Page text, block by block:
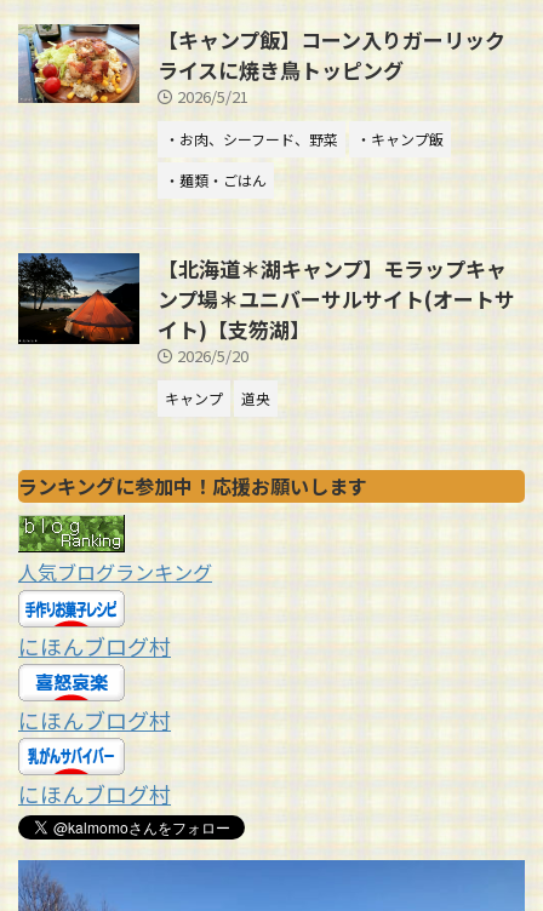
【キャンプ飯】コーン入りガーリック
ライスに焼き鳥トッピング
2026/5/21
・お肉、シーフード、野菜
・キャンプ飯
・麺類・ごはん
【北海道＊湖キャンプ】モラップキャ
ンプ場＊ユニバーサルサイト(オートサ
イト)【支笏湖】
2026/5/20
キャンプ 道央
ランキングに参加中！応援お願いします
人気ブログランキング
にほんブログ村
にほんブログ村
にほんブログ村